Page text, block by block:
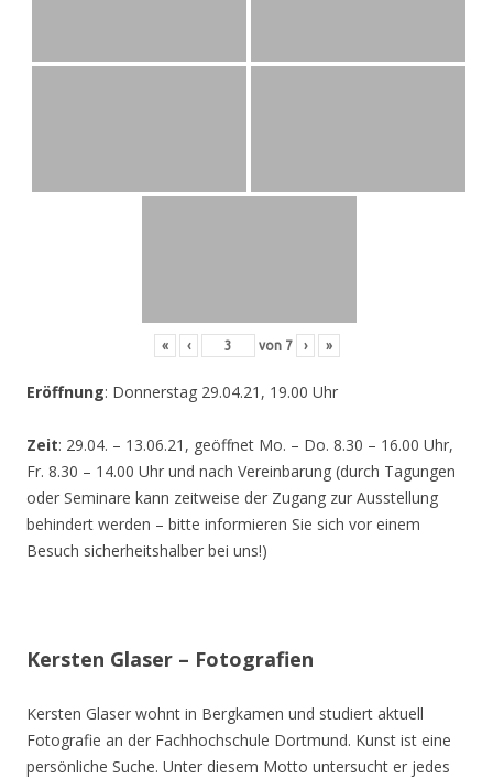
« ‹ von 7 › »
Eröffnung: Donnerstag 29.04.21, 19.00 Uhr
Zeit: 29.04. – 13.06.21, geöffnet Mo. – Do. 8.30 – 16.00 Uhr,
Fr. 8.30 – 14.00 Uhr und nach Vereinbarung (durch Tagungen
oder Seminare kann zeitweise der Zugang zur Ausstellung
behindert werden – bitte informieren Sie sich vor einem
Besuch sicherheitshalber bei uns!)
Kersten Glaser – Fotografien
Kersten Glaser wohnt in Bergkamen und studiert aktuell
Fotografie an der Fachhochschule Dortmund. Kunst ist eine
persönliche Suche. Unter diesem Motto untersucht er jedes